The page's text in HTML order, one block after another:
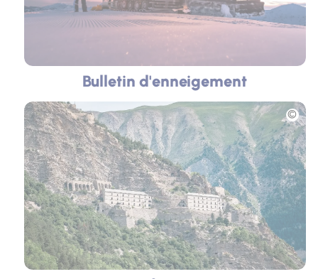
Bulletin d'enneigement
Photo